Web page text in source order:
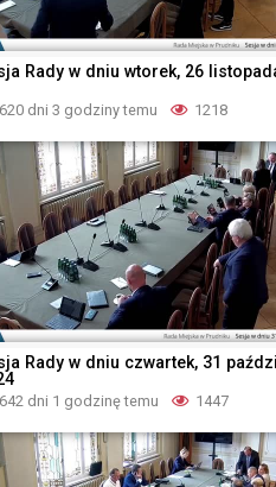
Rady w dniu wtorek, 26
620 dni 3 godziny temu 1218
Rady w dniu czwartek, 31
642 dni 1 godzinę temu 1447